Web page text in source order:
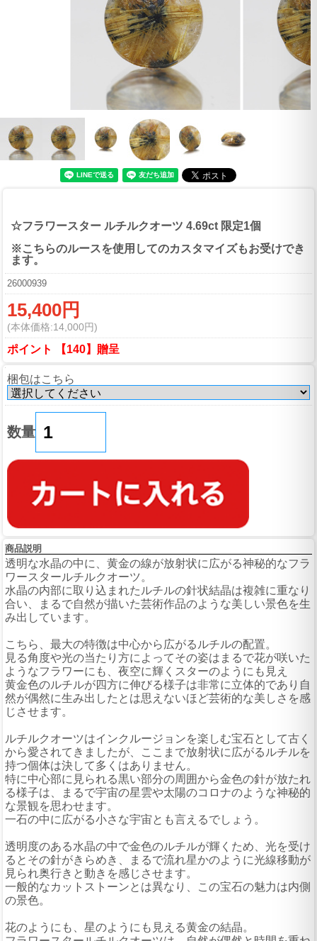
☆フラワースター ルチルクオーツ 4.69ct 限定1個
※こちらのルースを使用してのカスタマイズもお受けでき
ます。
26000939
15,400円
(本体価格:14,000円)
ポイント 【140】贈呈
梱包はこちら
数量
商品説明
透明な水晶の中に、黄金の線が放射状に広がる神秘的なフラ
ワースタールチルクオーツ。
水晶の内部に取り込まれたルチルの針状結晶は複雑に重なり
合い、まるで自然が描いた芸術作品のような美しい景色を生
み出しています。
こちら、最大の特徴は中心から広がるルチルの配置。
見る角度や光の当たり方によってその姿はまるで花が咲いた
ようなフラワーにも、夜空に輝くスターのようにも見え
黄金色のルチルが四方に伸びる様子は非常に立体的であり自
然が偶然に生み出したとは思えないほど芸術的な美しさを感
じさせます。
ルチルクオーツはインクルージョンを楽しむ宝石として古く
から愛されてきましたが、ここまで放射状に広がるルチルを
持つ個体は決して多くはありません。
特に中心部に見られる黒い部分の周囲から金色の針が放たれ
る様子は、まるで宇宙の星雲や太陽のコロナのような神秘的
な景観を思わせます。
一石の中に広がる小さな宇宙とも言えるでしょう。
透明度のある水晶の中で金色のルチルが輝くため、光を受け
るとその針がきらめき、まるで流れ星かのように光線移動が
見られ奥行きと動きを感じさせます。
一般的なカットストーンとは異なり、この宝石の魅力は内側
の景色。
花のようにも、星のようにも見える黄金の結晶。